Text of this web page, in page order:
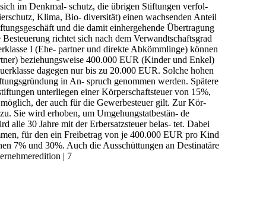
im Denkmal- schutz, die übrigen Stiftungen verfol-
Klima, Bio- diversität) einen wachsenden Anteil
und die damit einhergehende Übertragung
richtet sich nach dem Verwandtschaftsgrad
I (Ehe- partner und direkte Abkömmlinge) können
beziehungsweise 400.000 EUR (Kinder und Enkel)
dagegen nur bis zu 20.000 EUR. Solche hohen
in An- spruch genommen werden. Spätere
unterliegen einer Körperschaftsteuer von 15%,
der auch für die Gewerbesteuer gilt. Zur Kör-
Sie wird erhoben, um Umgehungstatbestän- de
alle 30 Jahre mit der Erbersatzsteuer belas- tet. Dabei
für den ein Freibetrag von je 400.000 EUR pro Kind
7% und 30%. Auch die Ausschüttungen an Destinatäre
| 7